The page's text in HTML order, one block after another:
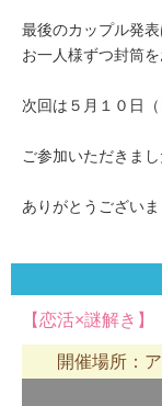
最後のカップル発
お一人様ずつ封筒
次回は５月１０日
ご参加いただきまし
ありがとうございま
【恋活×謎解き】
開催場所：